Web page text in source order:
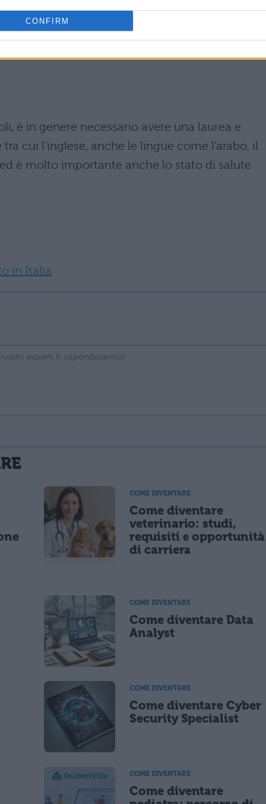
CONFIRM
è in genere necessario avere una laurea e
cui l’inglese, anche le lingue come l’arabo, il
è molto importante anche lo stato di salute
in Italia
cookie salvi i tuoi dati (nome, email) per il prossimo commento.
di marketing diretto con modalità automatizzate o tradizionali
COME DIVENTARE
Come diventare
veterinario: studi,
requisiti e opportunità
di carriera
COME DIVENTARE
Come diventare Data
Analyst
COME DIVENTARE
Come diventare Cyber
Security Specialist
COME DIVENTARE
Come diventare